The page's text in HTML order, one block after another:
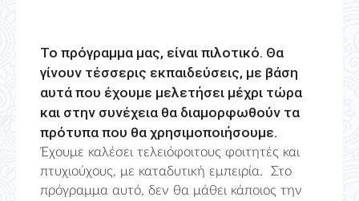
Το πρόγραμμα μας, είναι πιλοτικό. Θα
γίνουν τέσσερις εκπαιδεύσεις, με βάση
αυτά που έχουμε μελετήσει μέχρι τώρα
και στην συνέχεια θα διαμορφωθούν τα
πρότυπα που θα χρησιμοποιήσουμε.
Έχουμε καλέσει τελειόφοιτους φοιτητές και
πτυχιούχους, με καταδυτική εμπειρία. Στο
πρόγραμμα αυτό, δεν θα μάθει κάποιος την